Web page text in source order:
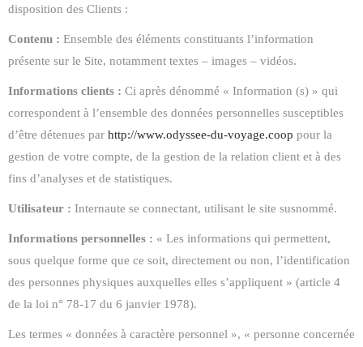
disposition des Clients :
Contenu : Ensemble des éléments constituants l’information
présente sur le Site, notamment textes – images – vidéos.
Informations clients : Ci après dénommé « Information (s) » qui
correspondent à l’ensemble des données personnelles susceptibles
d’être détenues par http://www.odyssee-du-voyage.coop pour la
gestion de votre compte, de la gestion de la relation client et à des
fins d’analyses et de statistiques.
Utilisateur : Internaute se connectant, utilisant le site susnommé.
Informations personnelles : « Les informations qui permettent,
sous quelque forme que ce soit, directement ou non, l’identification
des personnes physiques auxquelles elles s’appliquent » (article 4
de la loi n° 78-17 du 6 janvier 1978).
Les termes « données à caractère personnel », « personne concernée